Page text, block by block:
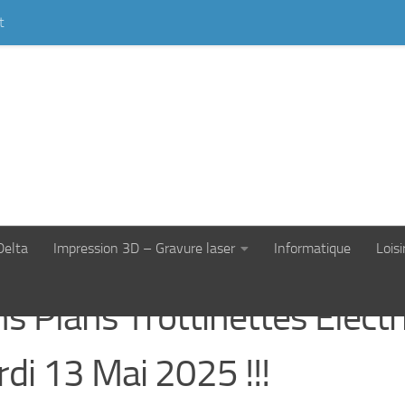
Impression 3D – Gravure laser Informatique
Plans Trottinettes
13 Mai 2025 !!!